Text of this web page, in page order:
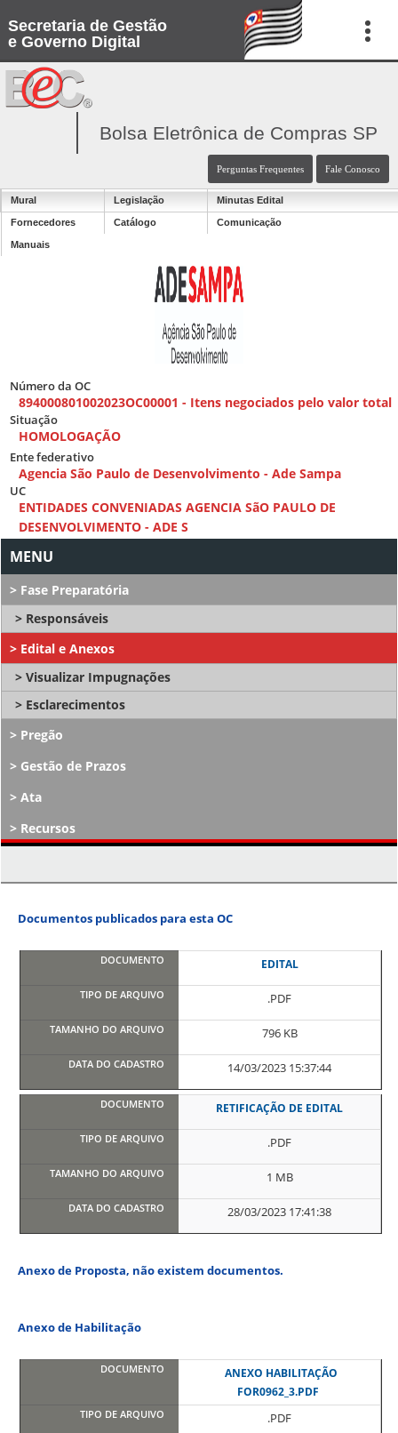
Secretaria de Gestão
e Governo Digital
Bolsa Eletrônica de Compras SP
Perguntas Frequentes Fale Conosco
Mural Legislação Minutas Edital
Fornecedores Catálogo Comunicação
Manuais
Número da OC
894000801002023OC00001 - Itens negociados pelo valor total
Situação
HOMOLOGAÇÃO
Ente federativo
Agencia São Paulo de Desenvolvimento - Ade Sampa
UC
ENTIDADES CONVENIADAS AGENCIA SãO PAULO DE
DESENVOLVIMENTO - ADE S
Fase Preparatória
Responsáveis
Edital e Anexos
Visualizar Impugnações
Esclarecimentos
Pregão
Gestão de Prazos
Ata
Recursos
Documentos publicados para esta OC
EDITAL
.PDF
796 KB
14/03/2023 15:37:44
RETIFICAÇÃO DE EDITAL
.PDF
1 MB
28/03/2023 17:41:38
Anexo de Proposta, não existem documentos.
Anexo de Habilitação
ANEXO HABILITAÇÃO
FOR0962_3.PDF
.PDF